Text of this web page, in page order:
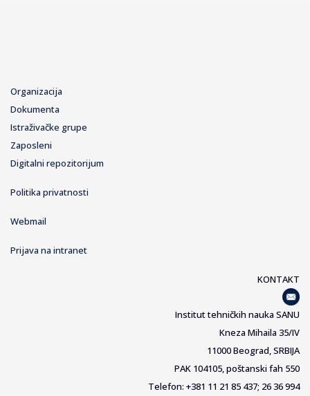
Organizacija
Dokumenta
Istraživačke grupe
Zaposleni
Digitalni repozitorijum
Politika privatnosti
Webmail
Prijava na intranet
KONTAKT
Institut tehničkih nauka SANU
Kneza Mihaila 35/IV
11000 Beograd, SRBIJA
PAK 104105, poštanski fah 550
Telefon: +381 11 21 85 437; 26 36 994